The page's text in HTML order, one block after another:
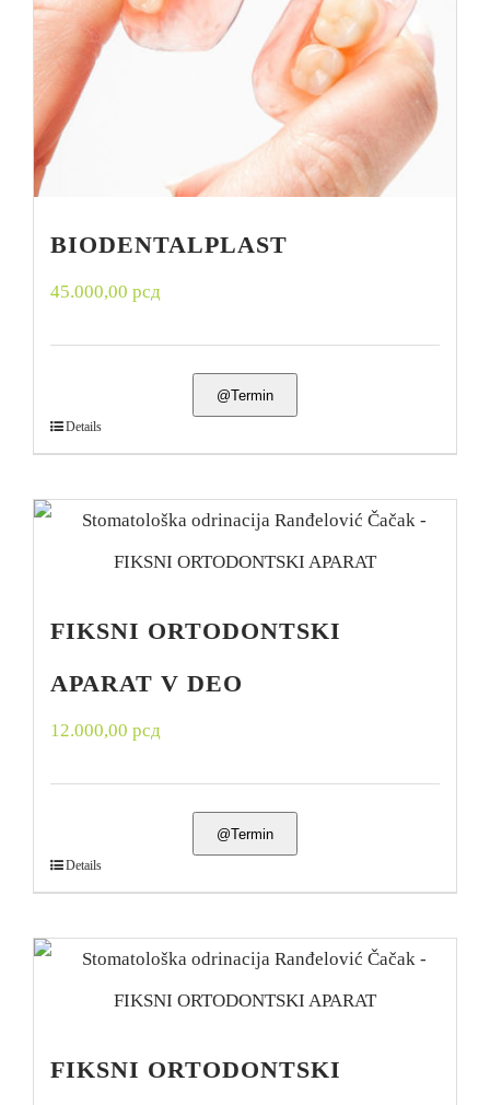
BIODENTALPLAST
45.000,00 рсд
@Termin
Details
FIKSNI ORTODONTSKI
APARAT V DEO
12.000,00 рсд
@Termin
Details
FIKSNI ORTODONTSKI